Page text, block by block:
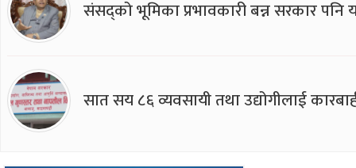
संसद्को भूमिका प्रभावकारी बन्न सरकार पनि
सात सय ८६ व्यवसायी तथा उद्योगीलाई